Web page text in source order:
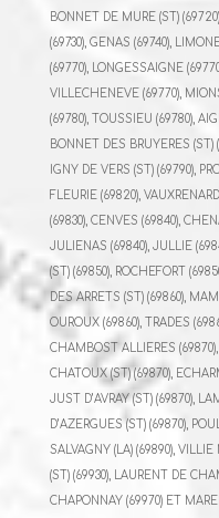
BONNET DE MURE (ST)
(69730), GENAS (69740),
(69770), LONGESSAIGNE
VILLECHENEVE (69770),
(69780), TOUSSIEU (69780),
BONNET DES BRUYERES (ST)
IGNY DE VERS (ST) (69790),
FLEURIE (69820),
(69830), CENVES (69840),
JULIENAS (69840), JULLIE
(ST) (69850), ROCHEFORT
DES ARRETS (ST) (69860),
OUROUX (69860), TRADES
CHAMBOST ALLIERES
CHATOUX (ST) (69870),
JUST D’AVRAY (ST) (69870),
D’AZERGUES (ST) (69870),
SALVAGNY (LA) (69890),
(ST) (69930), LAURENT DE
CHAPONNAY (69970) ET